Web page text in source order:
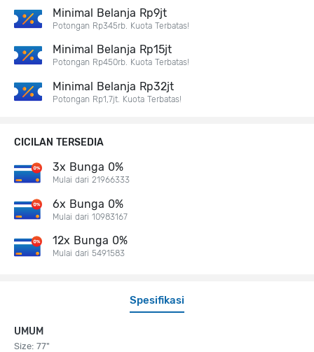
Spesifikasi
UMUM
Size: 77"
Minimal Belanja Rp9jt
Potongan Rp345rb. Kuota Terbatas!
Minimal Belanja Rp15jt
Potongan Rp450rb. Kuota Terbatas!
Minimal Belanja Rp32jt
Potongan Rp1,7jt. Kuota Terbatas!
CICILAN TERSEDIA
3x Bunga 0%
Mulai dari 21966333
6x Bunga 0%
Mulai dari 10983167
12x Bunga 0%
Mulai dari 5491583